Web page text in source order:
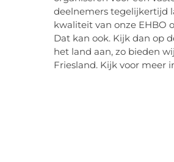
deelnemers tegelijkertijd
kwaliteit van onze EHBO
Dat kan ook. Kijk dan op
het land aan, zo bieden
Friesland. Kijk voor meer